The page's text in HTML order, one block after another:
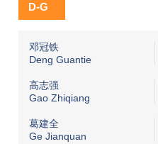
D-G
邓冠铁
Deng Guantie
高志强
Gao Zhiqiang
葛建全
Ge Jianquan